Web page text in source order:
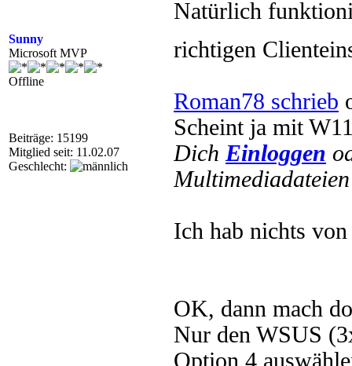
Sunny
Microsoft MVP
Offline
Beiträge: 15199
Mitglied seit: 11.02.07
Geschlecht:
Natürlich
richtigen
Roman78 schrieb
Scheint ja mit
Dich Einloggen
Ich hab nichts
OK, dann mach
Nur den WSUS
Option 4